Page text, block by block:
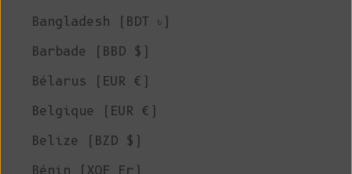
Bangladesh (BDT ৳)
Barbade (BBD $)
Bélarus (EUR €)
Belgique (EUR €)
Belize (BZD $)
Bénin (XOF Fr)